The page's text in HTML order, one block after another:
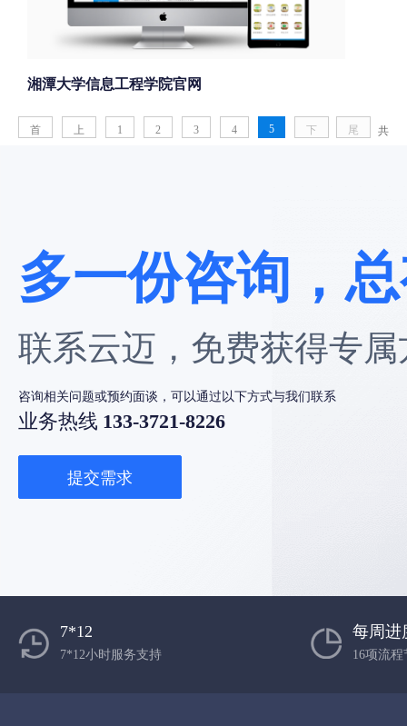
湘潭大学信息工程学院官网
首
上
1 2 3 4 5
下
尾
共
据
多一份咨询，
联系云迈，免费获得专
咨询相关问题或预约面谈，可以通过以下方式与我们联系
业务热线 133-3721-8226
提交需求
7*12
7*12小时服务支持
每周进
16项流